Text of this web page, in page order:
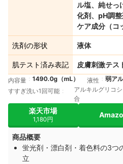
ル塩、純せっ
化剤、pH調整
ケア成分（コ
洗剤の形状 液体
肌テスト済み表記 皮膚刺激テス
内容量 1490.0g（mL） 液性 弱ア
すすぎ洗い1回可能
アルキルグリコ
合
楽天市場
1,180円
商品概要
蛍光剤・漂白剤・着色料の3つ
立